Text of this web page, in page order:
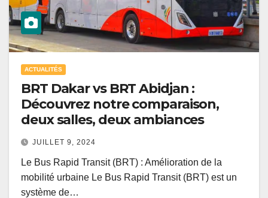
ACTUALITÉS
BRT Dakar vs BRT Abidjan :
Découvrez notre comparaison,
deux salles, deux ambiances
JUILLET 9, 2024
Le Bus Rapid Transit (BRT) : Amélioration de la
mobilité urbaine Le Bus Rapid Transit (BRT) est un
système de…